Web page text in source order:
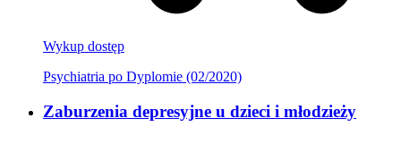
Wykup dostęp
Psychiatria po Dyplomie (02/2020)
Zaburzenia depresyjne u dzieci i młodzieży